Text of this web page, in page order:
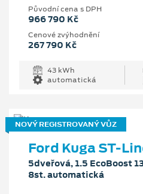
Původní cena s DPH
966 790 Kč
Cenové zvýhodnění
267 790 Kč
43 kWh
automatická
NOVÝ REGISTROVANÝ VŮZ
Ford Kuga ST-
5dveřová, 1.5 EcoBoost
8st. automatická